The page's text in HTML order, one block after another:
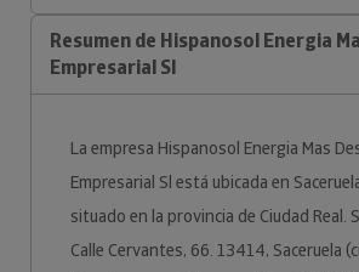
Resumen de Hispanosol Energia
Empresarial Sl
La empresa Hispanosol Energia Mas
Empresarial Sl está ubicada en
situado en la provincia de Ciudad Real.
Calle Cervantes, 66. 13414, Saceruela